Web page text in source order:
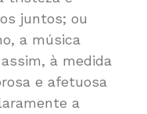
juntos; ou
a música
à medida
e afetuosa
a